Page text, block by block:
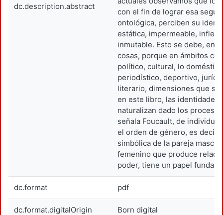
dc.description.abstract
con el fin de lograr esa
ontológica, perciben su
estática, impermeable,
inmutable. Esto se debe,
cosas, porque en ámbitos
político, cultural, lo
periodístico, deportivo,
literario, dimensiones que se
en este libro, las identidades
naturalizan dado los
señala Foucault, de
el orden de género, es decir,
simbólica de la pareja
femenino que produce
poder, tiene un papel
dc.format pdf
dc.format.digitalOrigin Born digital